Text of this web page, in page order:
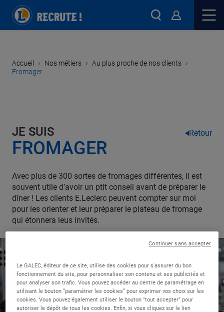
Accueil › Nos métiers › Au plus proche de nos clients ›
Fromager
JE SUIS
FROMAGER
Retour
Avec plus de 300 sortes de fromages différentes, il est
souvent utile d’avoir un ptit conseil avant de préparer le
dîner ! Les clients E.Leclerc peuvent compter sur moi
pour les orienter et leur préparer le plateau de fromage
qui étonnera leus invités.
Le GALEC, éditeur de ce site, utilise des cookies pour s'assurer du bon
fonctionnement du site, pour personnaliser son contenu et ses publicités et
pour analyser son trafic. Vous pouvez accéder au centre de paramétrage en
utilisant le bouton “paramétrer les cookies” pour exprimer vos choix sur les
cookies. Vous pouvez également utiliser le bouton "tout accepter" pour
autoriser le dépôt de tous les cookies. Enfin, si vous cliquez sur le lien
Continuer sans accepter